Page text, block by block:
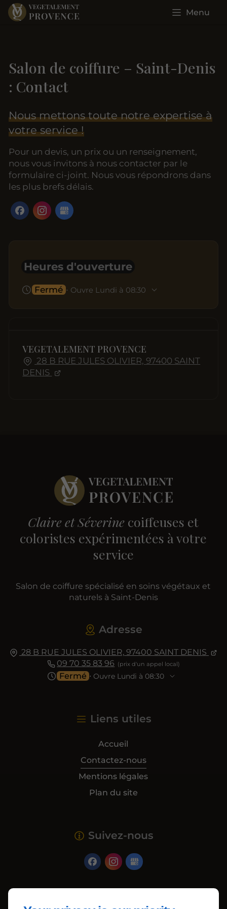
Menu
Salon de coiffure – Saint-Denis
: Contact
Nous mettons toute notre expertise à
votre service !
Pour un devis, un prix ou un renseignement,
nous vous invitons à nous contacter par le
formulaire ci-joint. Nous vous répondrons dans
les plus brefs délais.
Heures d'ouverture
Fermé ⋅ Ouvre Lundi à 08:30
VEGETALEMENT PROVENCE
28 B RUE JULES OLIVIER, 97400 SAINT
DENIS
Claire et Séverine coiffeuses et
coloristes expérimentées à votre
service
Salon de coiffure spécialisé en soins végétaux et
naturels à Saint-Denis
Adresse
28 B RUE JULES OLIVIER, 97400 SAINT DENIS
09 70 35 83 96
Fermé ⋅ Ouvre Lundi à 08:30
Liens utiles
Accueil
Contactez-nous
Mentions légales
Plan du site
Suivez-nous
Haut de page